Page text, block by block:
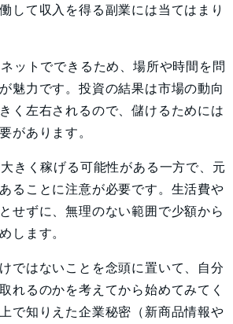
して収入を得る副業には当てはまり
ットでできるため、場所や時間を問
魅力です。投資の結果は市場の動向
く左右されるので、儲けるためには
があります。
きく稼げる可能性がある一方で、元
ることに注意が必要です。生活費や
せずに、無理のない範囲で少額から
します。
ではないことを念頭に置いて、自分
れるのかを考えてから始めてみてく
で知りえた企業秘密（新商品情報や